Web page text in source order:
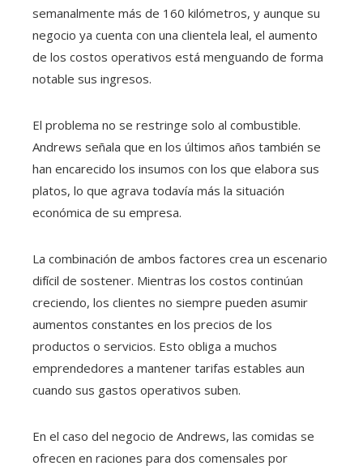
semanalmente más de 160 kilómetros, y aunque su
negocio ya cuenta con una clientela leal, el aumento
de los costos operativos está menguando de forma
notable sus ingresos.
El problema no se restringe solo al combustible.
Andrews señala que en los últimos años también se
han encarecido los insumos con los que elabora sus
platos, lo que agrava todavía más la situación
económica de su empresa.
La combinación de ambos factores crea un escenario
difícil de sostener. Mientras los costos continúan
creciendo, los clientes no siempre pueden asumir
aumentos constantes en los precios de los
productos o servicios. Esto obliga a muchos
emprendedores a mantener tarifas estables aun
cuando sus gastos operativos suben.
En el caso del negocio de Andrews, las comidas se
ofrecen en raciones para dos comensales por